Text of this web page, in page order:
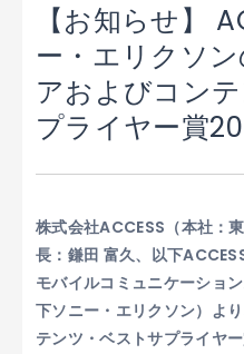
【お知らせ】
ー・エリクソ
アおよびコン
プライヤー賞
株式会社ACCESS（本社：
長：鎌田 富久、以下
モバイルコミュニケーショ
下ソニー・エリクソン）よ
テンツ・ベストサプライヤ